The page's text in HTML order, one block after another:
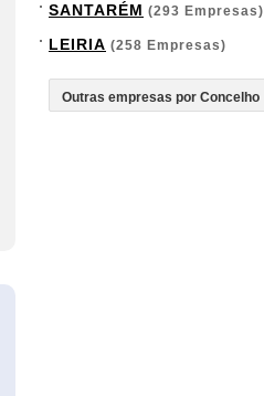
SANTARÉM (293 Empresas)
LEIRIA (258 Empresas)